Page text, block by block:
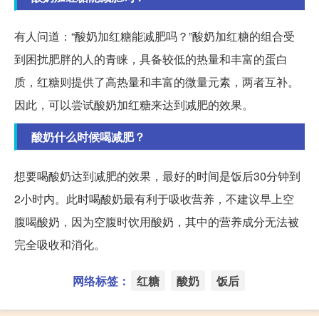
有人问道：“酸奶加红糖能减肥吗？”酸奶加红糖的组合受
到困扰肥胖的人的青睐，具备较低的热量和丰富的蛋白
质，红糖则提供了高热量和丰富的微量元素，两者互补。
因此，可以尝试酸奶加红糖来达到减肥的效果。
酸奶什么时候喝减肥？
想要喝酸奶达到减肥的效果，最好的时间是饭后30分钟到
2小时内。此时喝酸奶最有利于吸收营养，不建议早上空
腹喝酸奶，因为空腹时饮用酸奶，其中的营养成分无法被
完全吸收和消化。
网络标签： 红糖 酸奶 饭后